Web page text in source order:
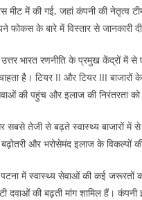
dI
n
t
में की गई, जहां कंपनी की नेतृत्व
के बारे में विस्तार से जानकारी
उत्तर भारत रणनीति के प्रमुख
है। टियर II और टियर III
की पहुंच और इलाज की
तेजी से बढ़ते स्वास्थ्य बाजारों में
और भरोसेमंद इलाज के विकल्पों
पटना में स्वास्थ्य सेवाओं की कई
दवाओं की बढ़ती मांग शामिल हैं।